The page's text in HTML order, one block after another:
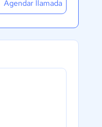
Agendar llamada